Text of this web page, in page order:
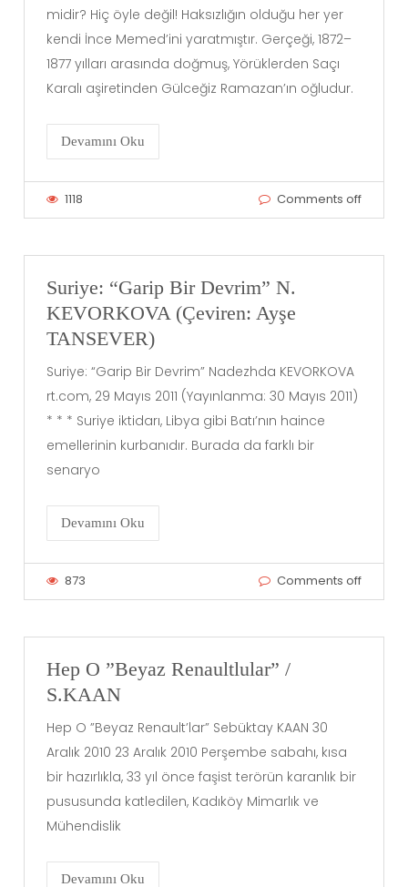
midir? Hiç öyle değil! Haksızlığın olduğu her yer
kendi İnce Memed’ini yaratmıştır. Gerçeği, 1872–
1877 yılları arasında doğmuş, Yörüklerden Saçı
Karalı aşiretinden Gülceğiz Ramazan’ın oğludur.
Devamını Oku
1118 Comments off
Suriye: “Garip Bir Devrim” N.
KEVORKOVA (Çeviren: Ayşe
TANSEVER)
Suriye: “Garip Bir Devrim” Nadezhda KEVORKOVA
rt.com, 29 Mayıs 2011 (Yayınlanma: 30 Mayıs 2011)
* * * Suriye iktidarı, Libya gibi Batı’nın haince
emellerinin kurbanıdır. Burada da farklı bir
senaryo
Devamını Oku
873 Comments off
Hep O ”Beyaz Renaultlular” /
S.KAAN
Hep O ”Beyaz Renault’lar” Sebüktay KAAN 30
Aralık 2010 23 Aralık 2010 Perşembe sabahı, kısa
bir hazırlıkla, 33 yıl önce faşist terörün karanlık bir
pususunda katledilen, Kadıköy Mimarlık ve
Mühendislik
Devamını Oku